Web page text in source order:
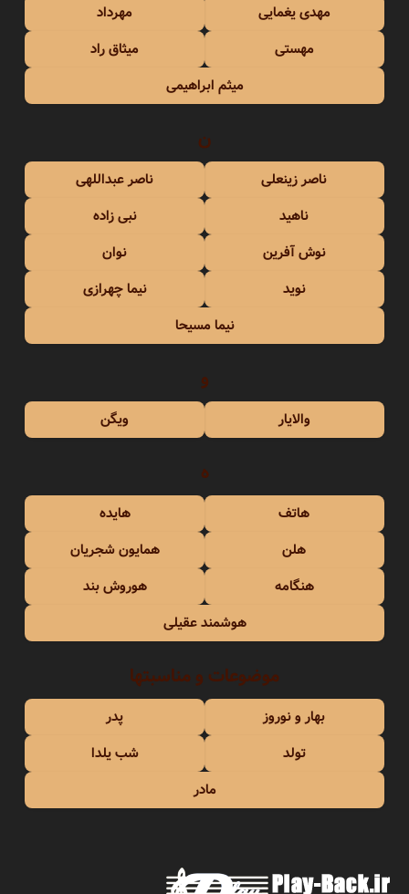
مهدی یغمایی
مهرداد
مهستی
میثاق راد
میثم ابراهیمی
ن
ناصر زینعلی
ناصر عبداللهی
ناهید
نبی زاده
نوش آفرین
نوان
نوید
نیما چهرازی
نیما مسیحا
و
والایار ویگن
ه
هاتف
هایده
هلن
همایون شجریان
هنگامه
هوروش بند
هوشمند عقیلی
موضوعات و مناسبتها
بهار و نوروز
پدر
تولد
شب یلدا
مادر